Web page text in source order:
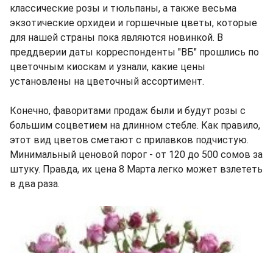
классические розы и тюльпаны, а также весьма
экзотические орхидеи и горшечные цветы, которые
для нашей страны пока являются новинкой. В
преддверии даты корреспонденты "ВБ" прошлись по
цветочным киоскам и узнали, какие цены
установлены на цветочный ассортимент.
Конечно, фаворитами продаж были и будут розы с
большим соцветием на длинном стебле. Как правило,
этот вид цветов сметают с прилавков подчистую.
Минимальный ценовой порог - от 120 до 500 сомов за
штуку. Правда, их цена 8 Марта легко может взлететь
в два раза.